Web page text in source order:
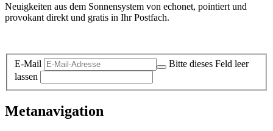
Neuigkeiten aus dem Sonnensystem von echonet, pointiert und
provokant direkt und gratis in Ihr Postfach.
E-Mail
Bitte dieses Feld leer
lassen
Metanavigation